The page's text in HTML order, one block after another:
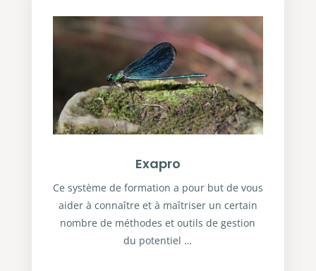
Exapro
Ce système de formation a pour but de vous
aider à connaître et à maîtriser un certain
nombre de méthodes et outils de gestion
du potentiel …